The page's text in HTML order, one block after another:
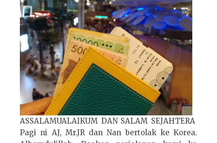
ASSALAMUALAIKUM DAN SALAM SEJAHTERA
Pagi ni AJ, Mr.JR dan Nan bertolak ke Korea.